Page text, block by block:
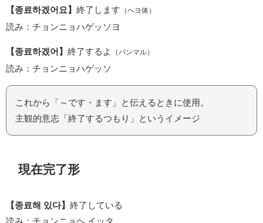
【종료하겠어요】 終了します （ヘヨ体）
読み：チョンニョハゲッソヨ
【종료하겠어】 終了するよ （パンマル）
読み：チョンニョハゲッソ
これから「～です・ます」と伝えるときに使用。
主観的意志「終了するつもり」というイメージ
現在完了形
【종료해 있다】 終了している
読み：チョンニョヘ イッタ